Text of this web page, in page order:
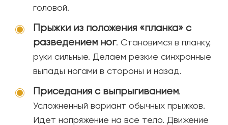
головой.
Прыжки из положения «планка» с
разведением ног. Становимся в планку,
руки сильные. Делаем резкие синхронные
выпады ногами в стороны и назад.
Приседания с выпрыгиванием.
Усложненный вариант обычных прыжков.
Идет напряжение на все тело. Движение